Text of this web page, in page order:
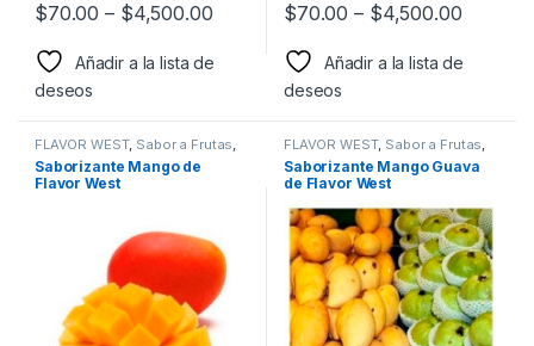
$70.00 – $4,500.00
Añadir a la lista de
deseos
$70.00 – $4,500.00
Añadir a la lista de
deseos
FLAVOR WEST, Sabor a Frutas,
Sabores Frutales Saborizantes
Saborizante Mango de
Flavor West
FLAVOR WEST, Sabor a Frutas,
Sabores Frutales Saborizantes
Saborizante Mango Guava
de Flavor West